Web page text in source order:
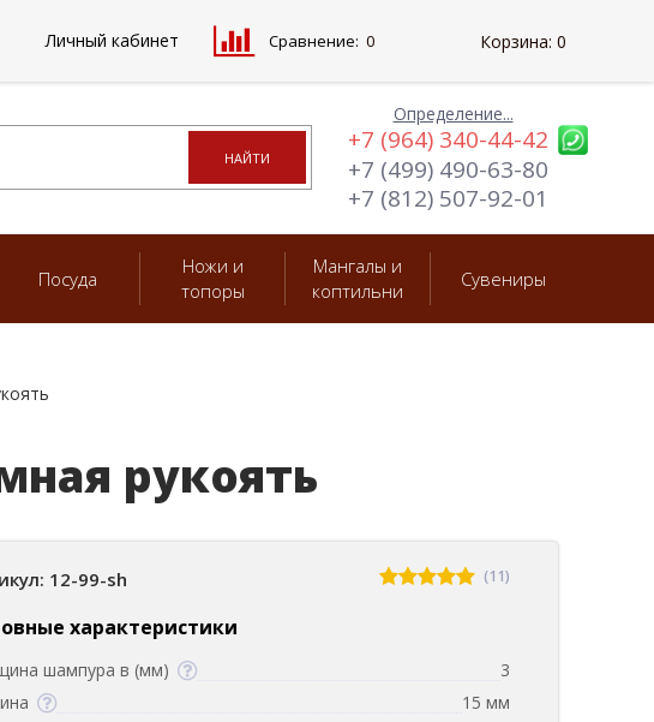
Определение...
+7 (964) 340-44-42
+7 (499) 490-63-80
+7 (812) 507-92-01
Посуда
Ножи и
топоры
Мангалы и
коптильни
Сувениры
рукоять
12-99-sh (11)
характеристики
шампура в (мм)
3
15 мм
Личный кабинет Сравнение: 0 Корзина: 0